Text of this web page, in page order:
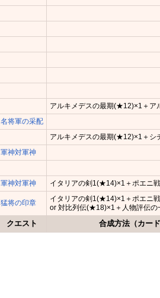
クエスト 合成方法（カー
アルキメデスの最期(★12)×1＋ア
名将軍の采配
アルキメデスの最期(★12)×1＋
軍神対軍神
軍神対軍神 イタリアの剣1(★14)×1＋ポエニ
猛将の印章
イタリアの剣1(★14)×1＋ポエニ
or 対比列伝(★18)×1＋人物評伝